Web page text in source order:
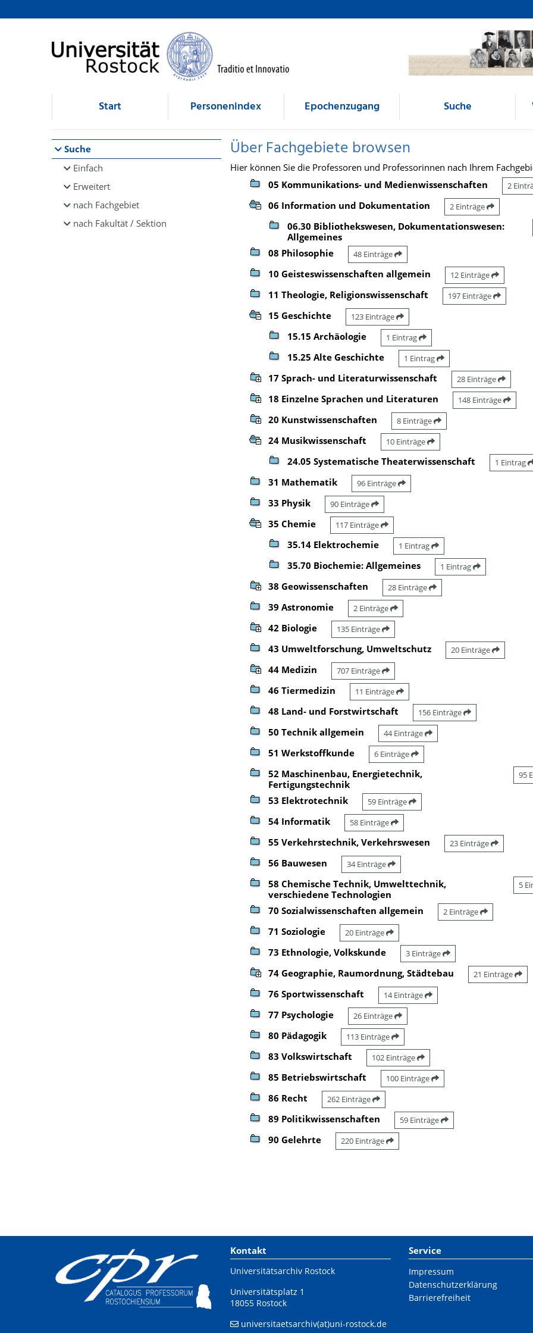
Browsen
direkt zum Inhalt
Start Personenindex Epochenzugang Suche
Suche
Einfach
Erweitert
nach Fachgebiet
nach Fakultät / Sektion
Über Fachgebiete browsen
Hier können Sie die Professoren und Professorinnen nach Ihrem
05 Kommunikations- und Medienwissenschaften
2
06 Information und Dokumentation 2 Einträge
06.30 Bibliothekswesen, Dokumentationswesen:
Allgemeines
08 Philosophie 48 Einträge
10 Geisteswissenschaften allgemein 12 Einträge
11 Theologie, Religionswissenschaft 197 Einträge
15 Geschichte 123 Einträge
15.15 Archäologie 1 Eintrag
15.25 Alte Geschichte 1 Eintrag
17 Sprach- und Literaturwissenschaft 28 Einträge
18 Einzelne Sprachen und Literaturen 148 Einträge
20 Kunstwissenschaften 8 Einträge
24 Musikwissenschaft 10 Einträge
24.05 Systematische Theaterwissenschaft 1 Eintrag
31 Mathematik 96 Einträge
33 Physik 90 Einträge
35 Chemie 117 Einträge
35.14 Elektrochemie 1 Eintrag
35.70 Biochemie: Allgemeines 1 Eintrag
38 Geowissenschaften 28 Einträge
39 Astronomie 2 Einträge
42 Biologie 135 Einträge
43 Umweltforschung, Umweltschutz 20 Einträge
44 Medizin 707 Einträge
46 Tiermedizin 11 Einträge
48 Land- und Forstwirtschaft 156 Einträge
50 Technik allgemein 44 Einträge
51 Werkstoffkunde 6 Einträge
52 Maschinenbau, Energietechnik,
Fertigungstechnik
95
53 Elektrotechnik 59 Einträge
54 Informatik 58 Einträge
55 Verkehrstechnik, Verkehrswesen 23 Einträge
56 Bauwesen 34 Einträge
58 Chemische Technik, Umwelttechnik,
verschiedene Technologien
5
70 Sozialwissenschaften allgemein 2 Einträge
71 Soziologie 20 Einträge
73 Ethnologie, Volkskunde 3 Einträge
74 Geographie, Raumordnung, Städtebau 21 Einträge
76 Sportwissenschaft 14 Einträge
77 Psychologie 26 Einträge
80 Pädagogik 113 Einträge
83 Volkswirtschaft 102 Einträge
85 Betriebswirtschaft 100 Einträge
86 Recht 262 Einträge
89 Politikwissenschaften 59 Einträge
90 Gelehrte 220 Einträge
Kontakt
Universitätsarchiv Rostock
Universitätsplatz 1
18055 Rostock
universitaetsarchiv(at)uni-rostock.de
Service
Impressum
Datenschutzerklärung
Barrierefreiheit